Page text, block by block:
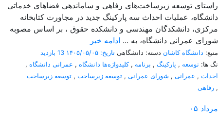
راستای توسعه زیرساخت‌های رفاهی و ساماندهی فضاهای خدماتی
دانشگاه، عملیات احداث سه پارکینگ جدید در مجاورت کتابخانه
مرکزی، دانشکدگان مهندسی و دانشکده حقوق ، بر اساس مصوبه
شورای عمرانی دانشگاه، به ... ادامه خبر
منبع: دانشگاه کاشان دسته: دانشگاهی تاریخ: ۱۴۰۵/۰۵/۰۵
13 بازدید
تگ ها: توسعه , پارکینگ , برنامه ,کلیدواژه‌ها دانشگاه , عمرانی دانشگاه ,
احداث , عمرانی , شورای عمرانی , توسعه زیرساخت , توسعه زیرساخت
رفاهی ,
۰۵ مرداد